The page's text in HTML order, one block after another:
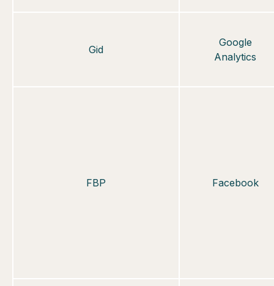
Gid
Google
Analytics
FBP Facebook